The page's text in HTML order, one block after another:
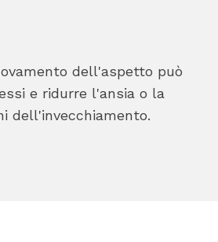
dell'aspetto può
e ridurre l'ansia o la
dell'invecchiamento.